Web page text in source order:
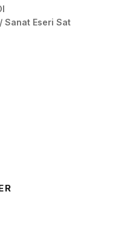
Sanat Eseri Sat